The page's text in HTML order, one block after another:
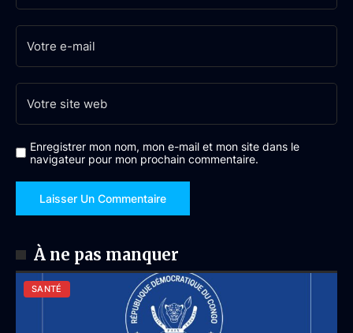
Enregistrer mon nom, mon e-mail et mon site dans le
navigateur pour mon prochain commentaire.
À ne pas manquer
SANTÉ